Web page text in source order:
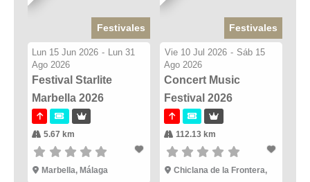
Festivales
Lun 15 Jun 2026 - Lun 31
Ago 2026
Festival Starlite
Marbella 2026
5.67 km
Marbella, Málaga
Festivales
Vie 10 Jul 2026 - Sáb 15
Ago 2026
Concert Music
Festival 2026
112.13 km
Chiclana de la Frontera,